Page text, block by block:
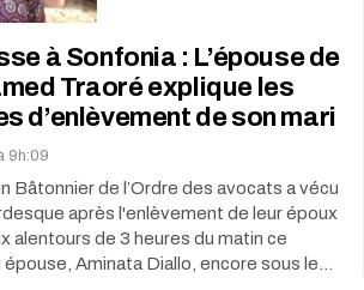
à Sonfonia : L’épouse de
Traoré explique les
d’enlèvement de son mari
9h:09
Bâtonnier de l’Ordre des avocats a vécu
après l'enlèvement de leur époux
alentours de 3 heures du matin ce
Aminata Diallo, encore sous le…